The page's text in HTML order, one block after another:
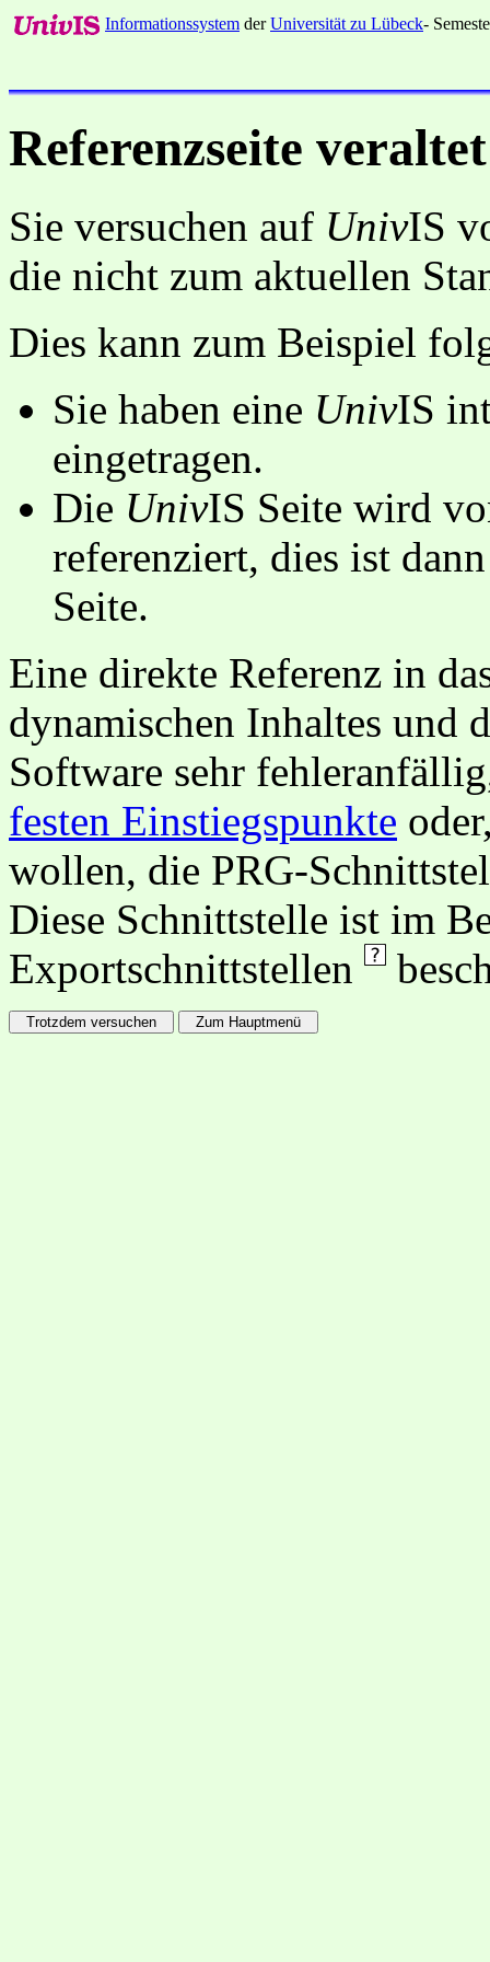
Informationssystem derUniversität zu Lübeck-
Referenzseite veraltet
Sie versuchen auf UnivIS
die nicht zum aktuellen
Dies kann zum Beispiel
Sie haben eine UnivIS
eingetragen.
Die UnivIS Seite wird
referenziert, dies ist
Seite.
Eine direkte Referenz in
dynamischen Inhaltes und
Software sehr
festen Einstiegspunkte
wollen, die PRG-
Diese Schnittstelle ist im
Exportschnittstellen